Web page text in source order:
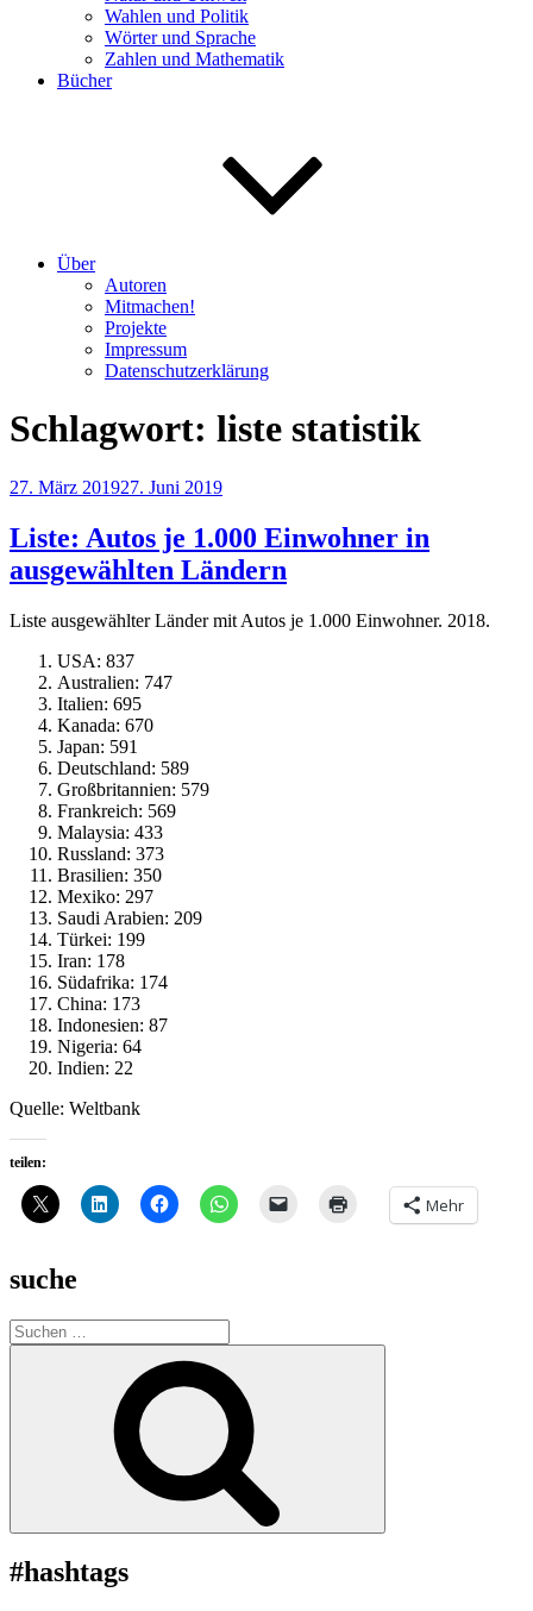
Wahlen und Politik
Wörter und Sprache
Zahlen und Mathematik
Bücher
Über
Autoren
Mitmachen!
Projekte
Impressum
Datenschutzerklärung
Schlagwort: liste statistik
Veröffentlicht
27. März 201927. Juni 2019
Liste: Autos je 1.000 Einwohner in
ausgewählten Ländern
Liste ausgewählter Länder mit Autos je 1.000 Einwohner. 2018.
USA: 837
Australien: 747
Italien: 695
Kanada: 670
Japan: 591
Deutschland: 589
Großbritannien: 579
Frankreich: 569
Malaysia: 433
Russland: 373
Brasilien: 350
Mexiko: 297
Saudi Arabien: 209
Türkei: 199
Iran: 178
Südafrika: 174
China: 173
Indonesien: 87
Nigeria: 64
Indien: 22
Quelle: Weltbank
teilen:
Mehr
suche
Suche
nach:
#hashtags